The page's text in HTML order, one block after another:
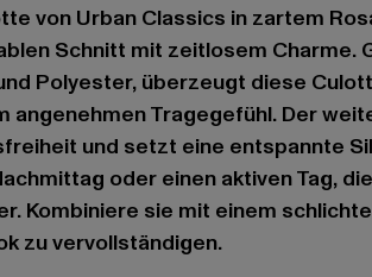
von Urban Classics in zartem
Schnitt mit zeitlosem Charme.
Polyester, überzeugt diese
angenehmen Tragegefühl. Der
und setzt eine entspannte
oder einen aktiven Tag,
Kombiniere sie mit einem
zu vervollständigen.